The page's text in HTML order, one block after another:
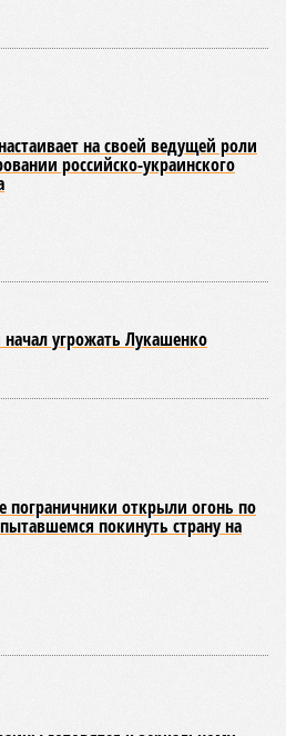
выработку и поддержание
митохондрий. Некоторые из
Во всяком случае, таковы
Например, одним из
старения является уменьшение
на концах
и заодно увеличить
пишет издание Medical
мутациях. Это изменения в
организма (кроме
которые являются
клеток и происходят на
Иногда они возникают под
условно таких как
просто случается. Просто
сих пор бьются над загадкой
разрушительны, и клетка
изменённом виде. Другие же
изменениям внутри неё – и
человека в типичной клетке
мутаций. У
позволила бы ему
уже записанные в
при Нью-Йоркском
снижают эффективность
случаях создают